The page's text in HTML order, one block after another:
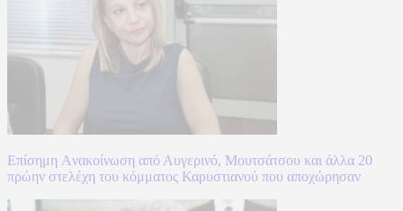
Επίσημη Aνακοίνωση από Αυγερινό, Μουτσάτσου και άλλα 20
πρώην στελέχη του κόμματος Καρυστιανού που αποχώρησαν